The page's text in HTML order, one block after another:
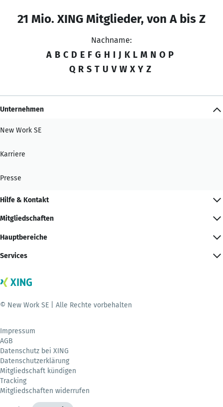
21 Mio. XING Mitglieder, von A bis Z
Nachname:
A B C D E F G H I J K L M N O P
Q R S T U V W X Y Z
Unternehmen
New Work SE
Karriere
Presse
Hilfe & Kontakt
Mitgliedschaften
Hauptbereiche
Services
© New Work SE | Alle Rechte vorbehalten
Impressum
AGB
Datenschutz bei XING
Datenschutzerklärung
Mitgliedschaft kündigen
Tracking
Mitgliedschaften widerrufen